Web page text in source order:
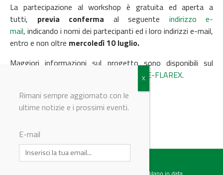
La partecipazione al workshop è gratuita ed aperta a
tutti, previa conferma al seguente indirizzo e-
mail, indicando i nomi dei partecipanti ed i loro indirizzi e-mail,
entro e non oltre mercoledì 10 luglio.
Maggiori informazioni sul progetto sono disponibili sul
LIFE-FLAREX.
© Riproduzione riservata
Rimani sempre aggiornato con le
ultime notizie e i prossimi eventi.
E-mail